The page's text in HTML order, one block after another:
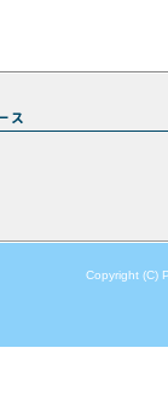
Copyright (C)